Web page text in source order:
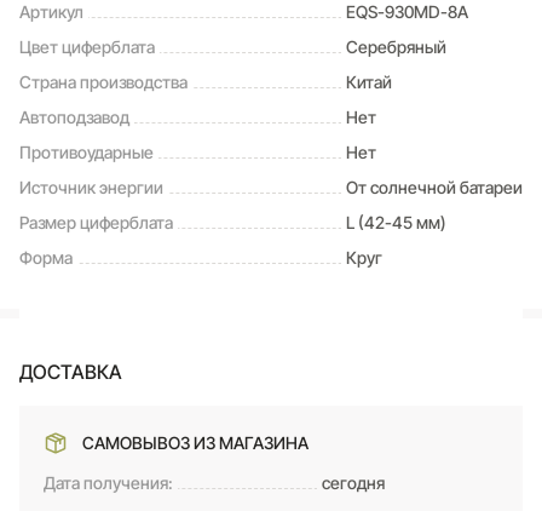
Артикул
EQS-930MD-8A
Цвет циферблата
Серебряный
Страна производства
Китай
Автоподзавод
Нет
Противоударные
Нет
Источник энергии
От солнечной батареи
Размер циферблата
L (42-45 мм)
Форма
Круг
ДОСТАВКА
САМОВЫВОЗ ИЗ МАГАЗИНА
Дата получения:
сегодня